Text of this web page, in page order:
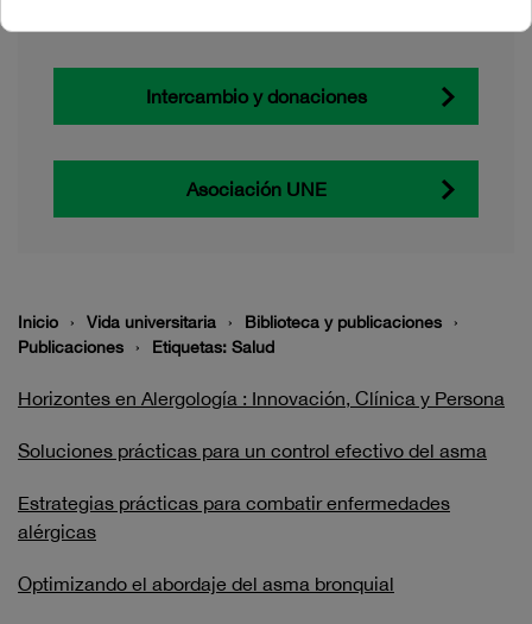
Intercambio y donaciones
Asociación UNE
Inicio Vida universitaria
Biblioteca y publicaciones
Publicaciones
Etiquetas: Salud
Horizontes en Alergología : Innovación, Clínica y Persona
Soluciones prácticas para un control efectivo del asma
Estrategias prácticas para combatir enfermedades
alérgicas
Optimizando el abordaje del asma bronquial